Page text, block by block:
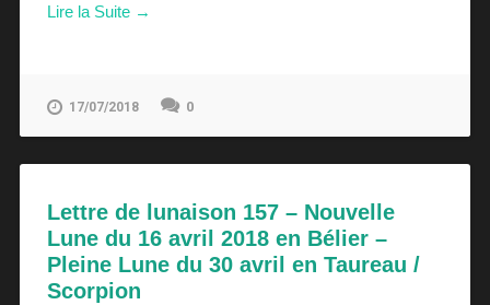
Lire la Suite →
17/07/2018 0
Lettre de lunaison 157 – Nouvelle
Lune du 16 avril 2018 en Bélier –
Pleine Lune du 30 avril en Taureau /
Scorpion